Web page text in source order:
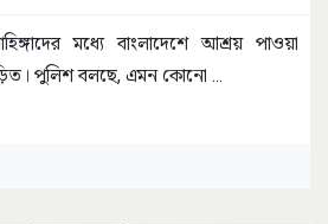
মধ্যে বাংলাদেশে আশ্রয় পাওয়া
পুলিশ বলছে, এমন কোনো ...